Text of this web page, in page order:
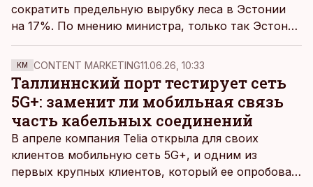
сократить предельную вырубку леса в Эстонии
на 17%. По мнению министра, только так Эстония
сможет достичь своих климатических целей. Viru
Keemia Grupp утверждает, что отменит
строительство завода, если это ограничение
будет принято.
KM CONTENT MARKETING11.06.26, 10:33
Таллиннский порт тестирует сеть
5G+: заменит ли мобильная связь
часть кабельных соединений
В апреле компания Telia открыла для своих
клиентов мобильную сеть 5G+, и одним из
первых крупных клиентов, который ее опробовал,